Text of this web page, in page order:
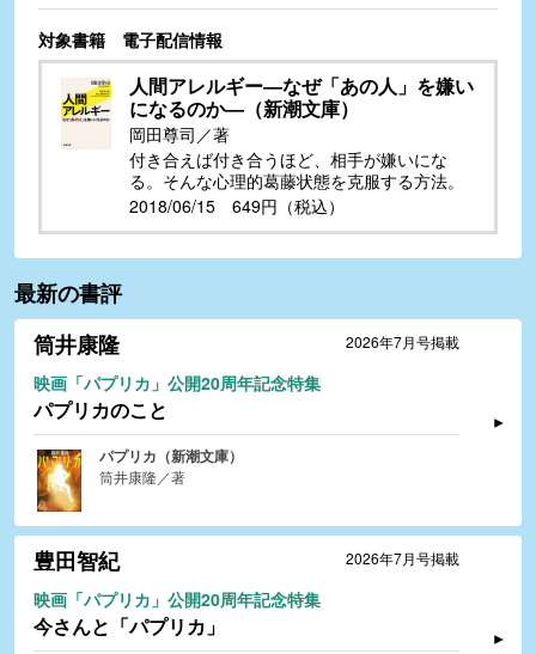
対象書籍 電子配信情報
人間アレルギー―なぜ「あの人」を嫌い
になるのか―（新潮文庫）
岡田尊司／著
付き合えば付き合うほど、相手が嫌いにな
る。そんな心理的葛藤状態を克服する方法。
2018/06/15 649円（税込）
最新の書評
2026年7月号掲載
筒井康隆
映画「パプリカ」公開20周年記念特集
パプリカのこと
パプリカ（新潮文庫）
筒井康隆／著
2026年7月号掲載
豊田智紀
映画「パプリカ」公開20周年記念特集
今さんと「パプリカ」